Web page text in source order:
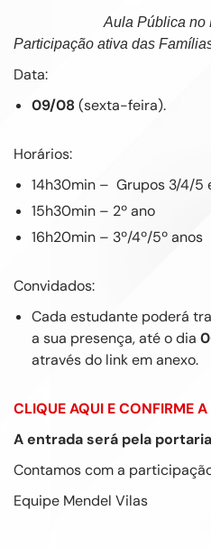
Aula Pública no
Participação ativa das
Data:
09/08 (sexta-feira).
Horários:
14h30min – Grupos 3/4/5
15h30min – 2º ano
16h20min – 3º/4º/5º anos
Convidados:
Cada estudante poderá
a sua presença, até o dia
através do link em anexo.
CLIQUE AQUI E CONFIRME
A entrada será pela portaria
Contamos com a
Equipe Mendel Vilas